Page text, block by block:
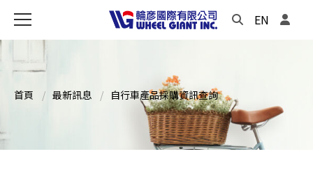
EN
首頁 最新訊息 自行車產品採購資訊查詢